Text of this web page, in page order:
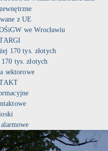
z UE
we Wrocławiu
170 tys. złotych
tys. złotych
sektorowe